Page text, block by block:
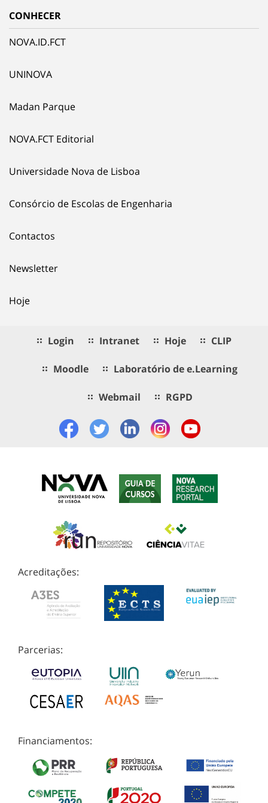
CONHECER
NOVA.ID.FCT
UNINOVA
Madan Parque
NOVA.FCT Editorial
Universidade Nova de Lisboa
Consórcio de Escolas de Engenharia
Contactos
Newsletter
Hoje
Login Intranet Hoje CLIP
Moodle Laboratório de e.Learning
Webmail RGPD
Acreditações:
Parcerias:
Financiamentos: